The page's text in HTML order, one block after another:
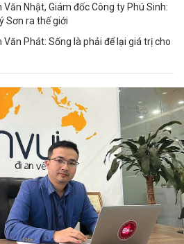
Văn Nhật, Giám đốc Công ty Phú Sinh:
Sơn ra thế giới
Văn Phát: Sống là phải để lại giá trị cho